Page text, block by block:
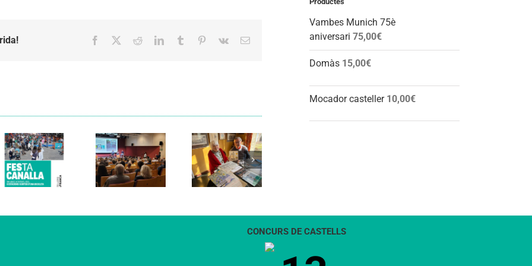
Facebook RedditLinkedInTumblr Pinterest
Vk Email:
Cal Figarot
lidera el
primer
d’energia
comunitària
Els Verds
presenten el
llibre
“Petita
història
dels
Vambes Munich 75è
aniversari 75,00€
Domàs 15,00€
Mocador casteller 10,00€
CONCURS DE CASTELLS